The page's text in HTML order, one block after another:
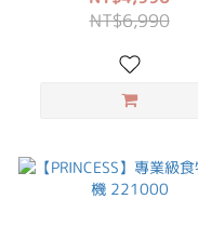
NT$6,990